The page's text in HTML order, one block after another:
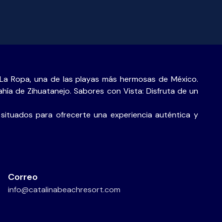
Ropa, una de las playas más hermosas de México.
de Zihuatanejo. Sabores con Vista: Disfruta de un
para ofrecerte una experiencia auténtica y
Correo
info@catalinabeachresort.com